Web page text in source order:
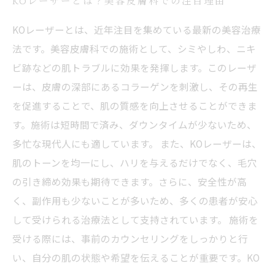
リット
KOレーザーと他の治療法の違いは？その特徴を
徹底解説
美肌への第一歩：KOレーザーを取り入れた新し
い生活
KOレーザーとは、近年注目を集めている最新の美容治療
法です。美容皮膚科での施術として、シミやしわ、ニキ
ビ跡などの肌トラブルに効果を発揮します。このレーザ
ーは、皮膚の深部にあるコラーゲンを刺激し、その再生
を促進することで、肌の質感を向上させることができま
す。施術は短時間で済み、ダウンタイムが少ないため、
多忙な現代人にも適しています。 また、KOレーザーは、
肌のトーンを均一にし、ハリを与えるだけでなく、毛穴
の引き締め効果も期待できます。さらに、安全性が高
く、副作用も少ないことが多いため、多くの患者が安心
して受けられる治療法として支持されています。 施術を
受ける際には、事前のカウンセリングをしっかりと行
い、自分の肌の状態や希望を伝えることが重要です。KO